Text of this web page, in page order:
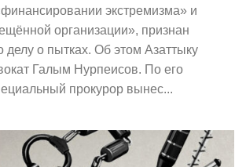
экстремизма» и
организации», признан
о пытках. Об этом Азаттыку
Галым Нурпеисов. По его
прокурор вынес...